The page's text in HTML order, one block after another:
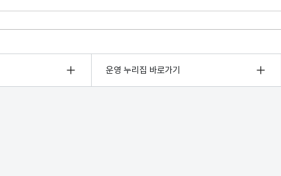
운영 누리집 바로가기